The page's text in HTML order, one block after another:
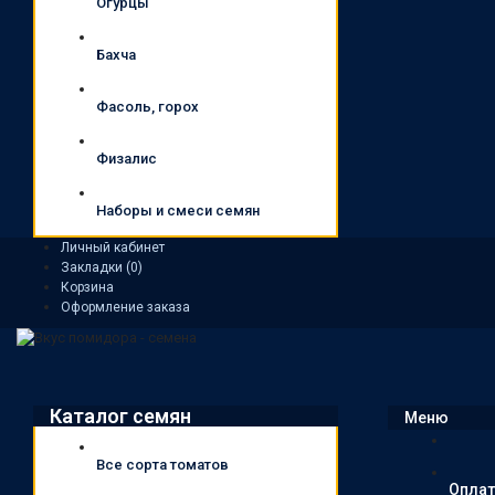
Бахча
Фасоль, горох
Физалис
Наборы и смеси семян
Личный кабинет
Закладки (0)
Корзина
Оформление заказа
Каталог семян
Все сорта томатов
Меню